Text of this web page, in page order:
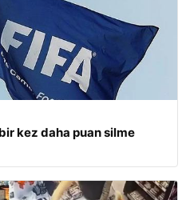
kez daha puan silme